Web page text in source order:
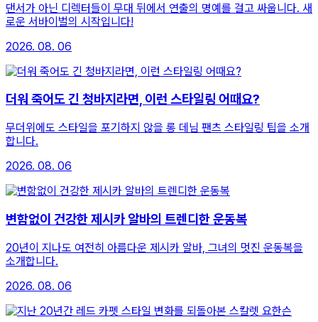
댄서가 아닌 디렉터들이 무대 뒤에서 연출의 명예를 걸고 싸웁니다. 새
로운 서바이벌의 시작입니다!
2026. 08. 06
더워 죽어도 긴 청바지라면, 이런 스타일링 어때요?
무더위에도 스타일을 포기하지 않을 롱 데님 팬츠 스타일링 팁을 소개
합니다.
2026. 08. 06
변함없이 건강한 제시카 알바의 트렌디한 운동복
20년이 지나도 여전히 아름다운 제시카 알바, 그녀의 멋진 운동복을
소개합니다.
2026. 08. 06